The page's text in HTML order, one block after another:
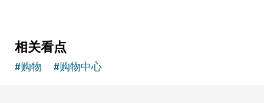
相关看点
#购物 #购物中心